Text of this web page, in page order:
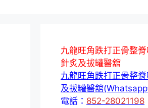
九龍旺角跌打正骨整
針炙及拔罐醫舘
九龍旺角跌打正骨整
及拔罐醫舘
電話： 852-28021198